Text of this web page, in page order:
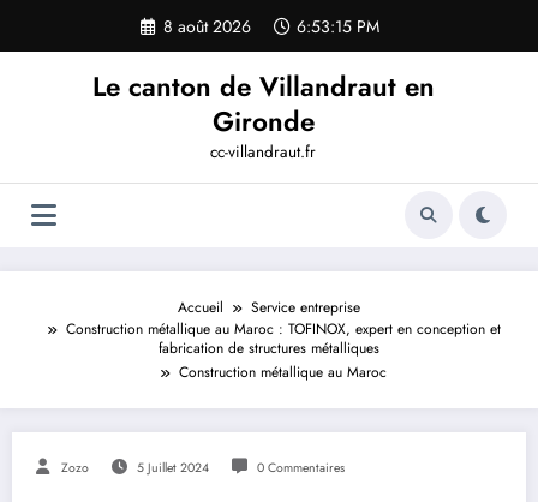
contenu
8 août 2026 6:53:15 PM
Le canton de Villandraut en
Gironde
cc-villandraut.fr
Accueil
Service entreprise
Construction métallique au Maroc : TOFINOX, expert en conception et
fabrication de structures métalliques
Construction métallique au Maroc
Zozo 5 Juillet 2024 0 Commentaires